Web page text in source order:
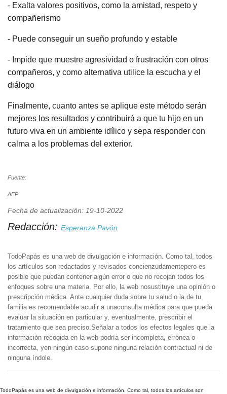
- Exalta valores positivos, como la amistad, respeto y
compañerismo
- Puede conseguir un sueño profundo y estable
- Impide que muestre agresividad o frustración con otros
compañeros, y como alternativa utilice la escucha y el
diálogo
Finalmente, cuanto antes se aplique este método serán
mejores los resultados y contribuirá a que tu hijo en un
futuro viva en un ambiente idílico y sepa responder con
calma a los problemas del exterior.
Fuente:
AEP
Fecha de actualización: 19-10-2022
Redacción: Esperanza Pavón
TodoPapás es una web de divulgación e información. Como tal, todos
los artículos son redactados y revisados concienzudamentepero es
posible que puedan contener algún error o que no recojan todos los
enfoques sobre una materia. Por ello, la web nosustituye una opinión o
prescripción médica. Ante cualquier duda sobre tu salud o la de tu
familia es recomendable acudir a unaconsulta médica para que pueda
evaluar la situación en particular y, eventualmente, prescribir el
tratamiento que sea preciso.Señalar a todos los efectos legales que la
información recogida en la web podría ser incompleta, errónea o
incorrecta, yen ningún caso supone ninguna relación contractual ni de
ninguna índole.
TodoPapás es una web de divulgación e información. Como tal, todos los artículos son